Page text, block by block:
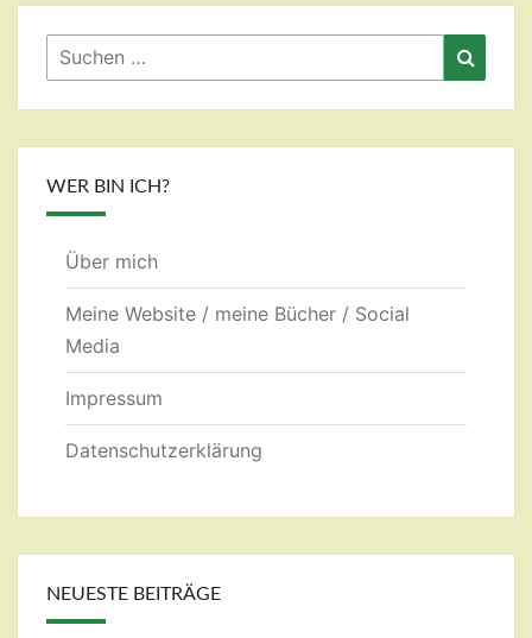
Suchen
nach:
WER BIN ICH?
Über mich
Meine Website / meine Bücher / Social
Media
Impressum
Datenschutzerklärung
NEUESTE BEITRÄGE